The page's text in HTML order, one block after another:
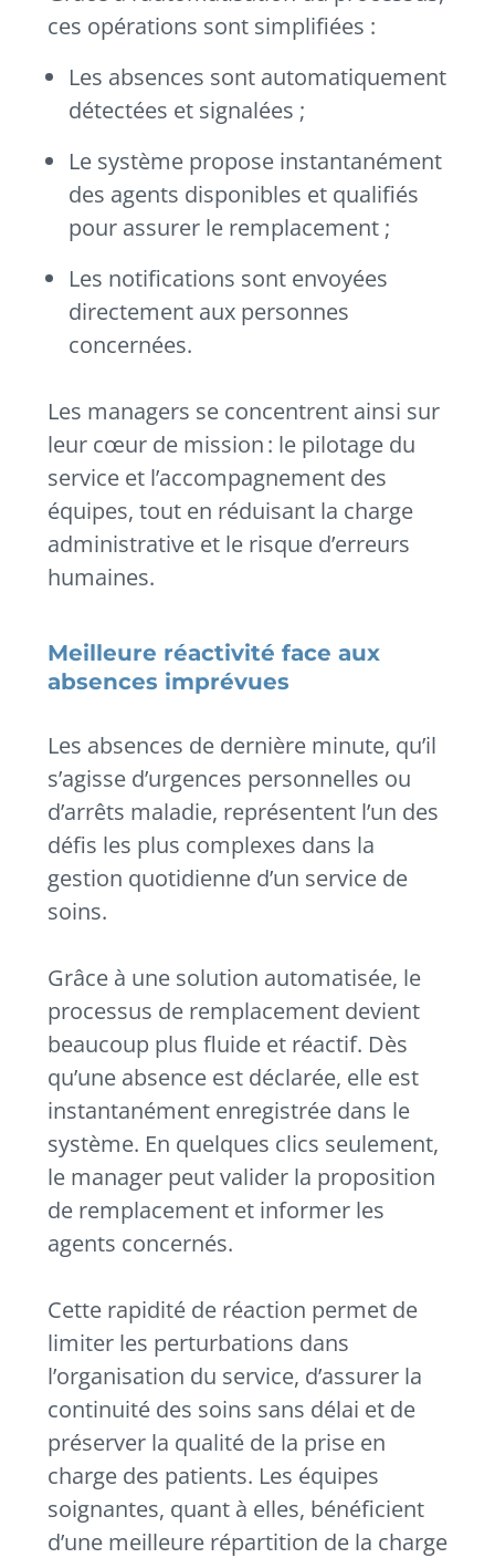
ces opérations sont simplifiées :
Les absences sont automatiquement
détectées et signalées ;
Le système propose instantanément
des agents disponibles et qualifiés
pour assurer le remplacement ;
Les notifications sont envoyées
directement aux personnes
concernées.
Les managers se concentrent ainsi sur
leur cœur de mission : le pilotage du
service et l’accompagnement des
équipes, tout en réduisant la charge
administrative et le risque d’erreurs
humaines.
Meilleure réactivité face aux
absences imprévues
Les absences de dernière minute, qu’il
s’agisse d’urgences personnelles ou
d’arrêts maladie, représentent l’un des
défis les plus complexes dans la
gestion quotidienne d’un service de
soins.
Grâce à une solution automatisée, le
processus de remplacement devient
beaucoup plus fluide et réactif. Dès
qu’une absence est déclarée, elle est
instantanément enregistrée dans le
système. En quelques clics seulement,
le manager peut valider la proposition
de remplacement et informer les
agents concernés.
Cette rapidité de réaction permet de
limiter les perturbations dans
l’organisation du service, d’assurer la
continuité des soins sans délai et de
préserver la qualité de la prise en
charge des patients. Les équipes
soignantes, quant à elles, bénéficient
d’une meilleure répartition de la charge